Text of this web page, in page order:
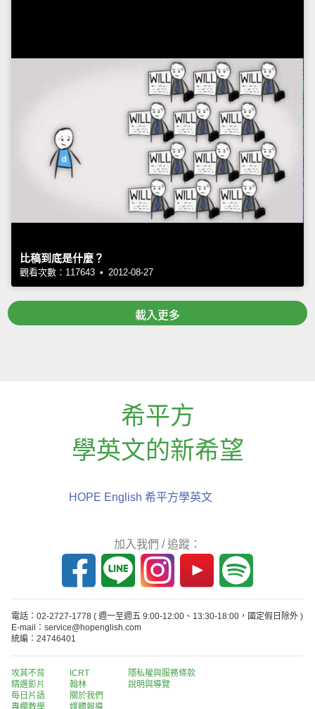
比稿到底是什麼？
觀看次數：117643 • 2012-08-27
載入更多
希平方
學英文的新希望
HOPE English 希平方學英文
加入我們 / 追蹤：
電話：02-2727-1778 ( 週一至週五 9:00-12:00、13:30-18:00，國定假日除外 )
E-mail：service@hopenglish.com
統編：24746401
攻其不背
精選影片
每日片語
專欄教學
ICRT
翰林
關於我們
媒體報導
隱私權與服務條款
說明與導覽